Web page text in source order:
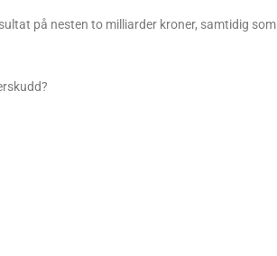
på nesten to milliarder kroner, samtidig som